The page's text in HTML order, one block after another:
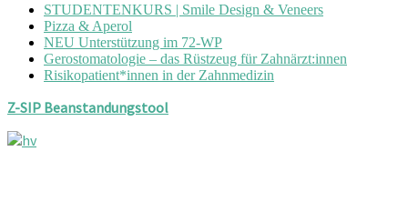
STUDENTENKURS | Smile Design & Veneers
Pizza & Aperol
NEU Unterstützung im 72-WP
Gerostomatologie – das Rüstzeug für Zahnärzt:innen
Risikopatient*innen in der Zahnmedizin
Z-SIP Beanstandungstool